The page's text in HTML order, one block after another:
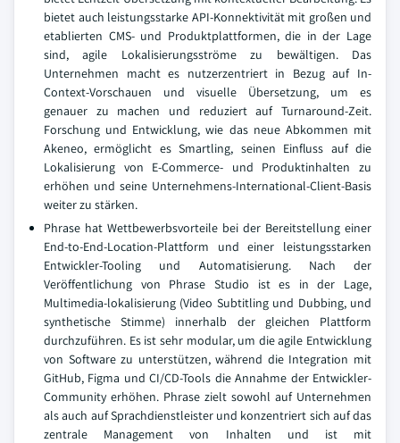
bietet auch leistungsstarke API-Konnektivität mit großen und
etablierten CMS- und Produktplattformen, die in der Lage
sind, agile Lokalisierungsströme zu bewältigen. Das
Unternehmen macht es nutzerzentriert in Bezug auf In-
Context-Vorschauen und visuelle Übersetzung, um es
genauer zu machen und reduziert auf Turnaround-Zeit.
Forschung und Entwicklung, wie das neue Abkommen mit
Akeneo, ermöglicht es Smartling, seinen Einfluss auf die
Lokalisierung von E-Commerce- und Produktinhalten zu
erhöhen und seine Unternehmens-International-Client-Basis
weiter zu stärken.
Phrase hat Wettbewerbsvorteile bei der Bereitstellung einer
End-to-End-Location-Plattform und einer leistungsstarken
Entwickler-Tooling und Automatisierung. Nach der
Veröffentlichung von Phrase Studio ist es in der Lage,
Multimedia-lokalisierung (Video Subtitling und Dubbing, und
synthetische Stimme) innerhalb der gleichen Plattform
durchzuführen. Es ist sehr modular, um die agile Entwicklung
von Software zu unterstützen, während die Integration mit
GitHub, Figma und CI/CD-Tools die Annahme der Entwickler-
Community erhöhen. Phrase zielt sowohl auf Unternehmen
als auch auf Sprachdienstleister und konzentriert sich auf das
zentrale Management von Inhalten und ist mit